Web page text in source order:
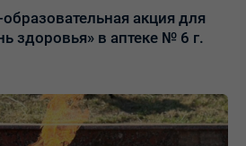
акция для
здоровья» в аптеке № 6 г.